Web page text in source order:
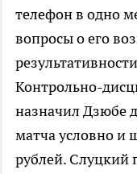
телефон в одно
вопросы о его
Контрольно-
назначил Дзюбе
матча условно и
рублей. Слуцкий